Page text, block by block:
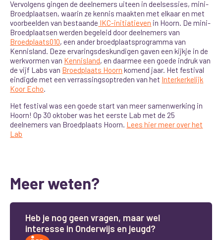
Vervolgens gingen de deelnemers uiteen in deelsessies, mini-
Broedplaatsen, waarin ze kennis maakten met elkaar en met
voorbeelden van bestaande IKC-initiatieven in Hoorn. De mini-
Broedplaatsen werden begeleid door deelnemers van
Broedplaats010, een ander broedplaatsprogramma van
Kennisland. Deze ervaringsdeskundigen gaven een kijkje in de
werkvormen van Kennisland, en daarmee een goede indruk van
de vijf Labs van Broedplaats Hoorn komend jaar. Het festival
eindigde met een verrassingsoptreden van het Interkerkelijk
Koor Echo.
Het festival was een goede start van meer samenwerking in
Hoorn! Op 30 oktober was het eerste Lab met de 25
deelnemers van Broedplaats Hoorn. Lees hier meer over het
Lab
Meer weten?
Heb je nog geen vragen, maarwel
interesse in Onderwijs en jeugd?